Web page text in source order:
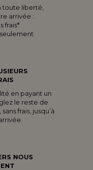
toute liberté,
arrivée :
frais*
en payant un
le reste de
frais, jusqu’à
NOUS